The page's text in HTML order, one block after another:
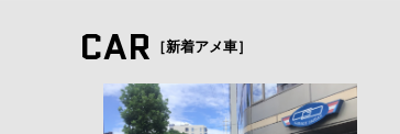
CAR ［新着アメ車］